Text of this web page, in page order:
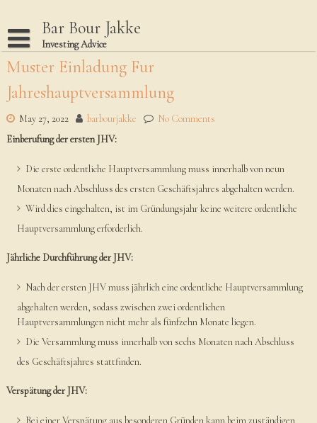
content
Bar Bour Jakke
Investing Advice
Home
Terms Of Use
Privacy Policy
Dmca Notice
Disclaimer
Muster Einladung Fur
Jahreshauptversammlung
May 27, 2022 barbourjakke
No Comments
Einberufung der ersten JHV:
Die erste ordentliche Hauptversammlung muss innerhalb von neun
Monaten nach Abschluss des ersten Geschäftsjahres abgehalten werden.
Wird dies eingehalten, ist im Gründungsjahr keine weitere ordentliche
Hauptversammlung erforderlich.
Jährliche Durchführung der JHV:
Nach der ersten JHV muss jährlich eine ordentliche Hauptversammlung
abgehalten werden, sodass zwischen zwei ordentlichen
Hauptversammlungen nicht mehr als fünfzehn Monate liegen.
Die Versammlung muss innerhalb von sechs Monaten nach Abschluss
des Geschäftsjahres stattfinden.
Verspätung der JHV:
Bei einer Verspätung aus besonderen Gründen kann beim zuständigen